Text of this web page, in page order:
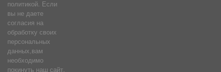
политикой. Если
вы не даете
согласия на
обработку своих
персональных
данных,вам
необходимо
покинуть наш сайт.